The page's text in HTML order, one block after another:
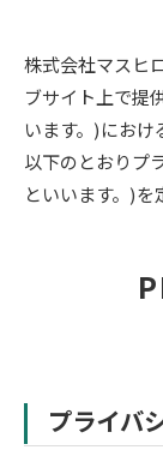
株式会社マスヒ
ブサイト上で提
います。)におけ
以下のとおりプ
といいます。)を
プライバ